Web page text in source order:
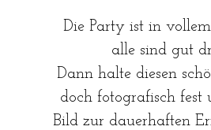
Die Party ist in
alle sind gut
Dann halte diesen
doch fotografisch fest
Bild zur dauerhaften